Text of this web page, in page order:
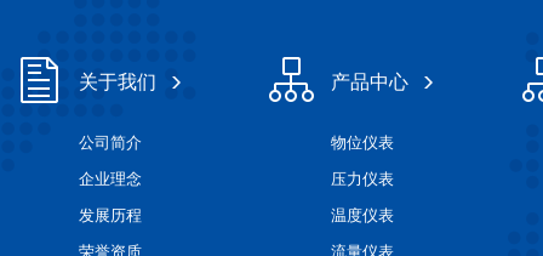
关于我们
公司简介
企业理念
发展历程
荣誉资质
产品中心
物位仪表
压力仪表
温度仪表
流量仪表